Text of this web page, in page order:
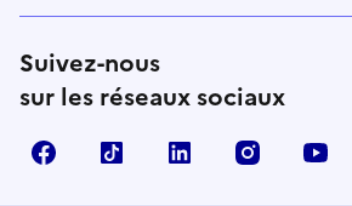
Suivez-nous
sur les réseaux sociaux
FacebookTikTok Linkedin Instagram